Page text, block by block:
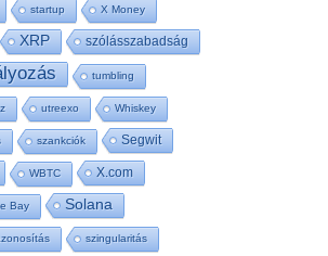
startup X Money
XRP szólásszabadság
tumbling
utreexo Whiskey
szankciók Segwit
WBTC X.com
Bay Solana
szingularitás